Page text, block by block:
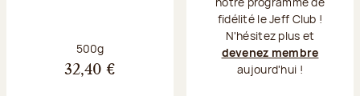
Poids net :
500g
32,40 €
fidélité le Jeff Club !
N'hésitez plus et
devenez membre
aujourd'hui !